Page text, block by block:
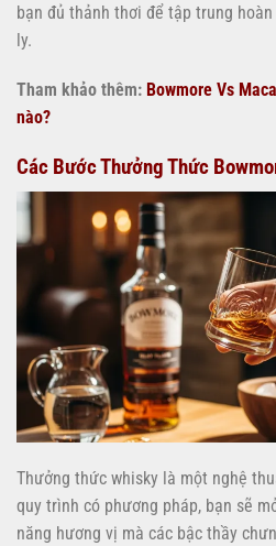
bạn đủ thảnh thơi để tập trung
ly.
Tham khảo thêm: Bowmore Vs
nào?
Các Bước Thưởng Thức
Thưởng thức whisky là một nghệ
quy trình có phương pháp, bạn sẽ
năng hương vị mà các bậc thầy